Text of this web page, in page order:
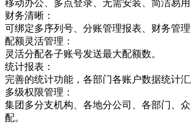
移动办公、多点登录、无需安装、简洁易用
财务清晰：
可绑定多序列号、分账管理报表、财务管理
配额灵活管理：
灵活分配各子账号发送最大配额数。
统计报表：
完善的统计功能，各部门各账户数据统计汇
多级权限管理：
集团多分支机构、各地分公司、各部门、
配。